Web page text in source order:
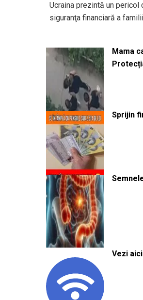
Ucraina prezintă un pericol
siguranţa financiară a
Mama
Sprijin
Vezi